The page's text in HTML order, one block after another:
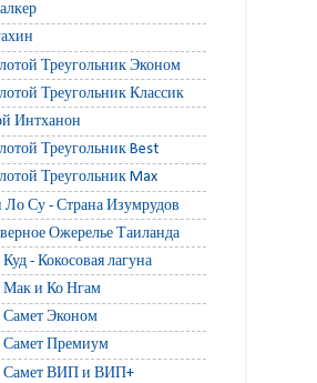
Треугольник Эконом
Треугольник Классик
Интханон
Треугольник Best
Треугольник Max
Ло Су - Страна Изумрудов
Ожерелье Таиланда
- Кокосовая лагуна
Мак и Ко Нгам
Самет Эконом
Самет Премиум
Самет ВИП и ВИП+